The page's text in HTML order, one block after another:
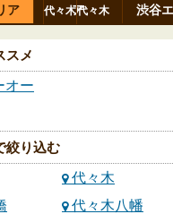
ア
ア
渋谷
参宮橋
代々木
八幡
代々木
上原 神山町 渋谷
スメ
オー
絞り込む
代々木
代々木八幡